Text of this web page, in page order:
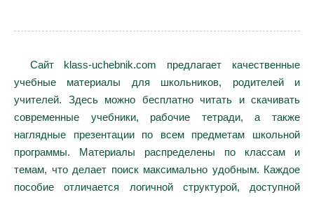
Сайт klass-uchebnik.com предлагает качественные
учебные материалы для школьников, родителей и
учителей. Здесь можно бесплатно читать и скачивать
современные учебники, рабочие тетради, а также
наглядные презентации по всем предметам школьной
программы. Материалы распределены по классам и
темам, что делает поиск максимально удобным. Каждое
пособие отличается логичной структурой, доступной